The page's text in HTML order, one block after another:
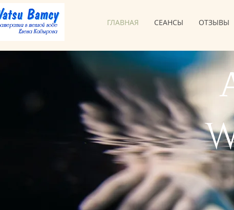
ГЛАВНАЯ СЕАНСЫ ОТЗЫВЫ